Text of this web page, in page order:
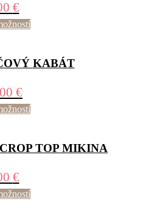
€
KABÁT
€
TOP MIKINA
€